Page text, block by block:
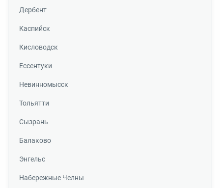
Дербент
Каспийск
Кисловодск
Ессентуки
Невинномысск
Тольятти
Сызрань
Балаково
Энгельс
Набережные Челны